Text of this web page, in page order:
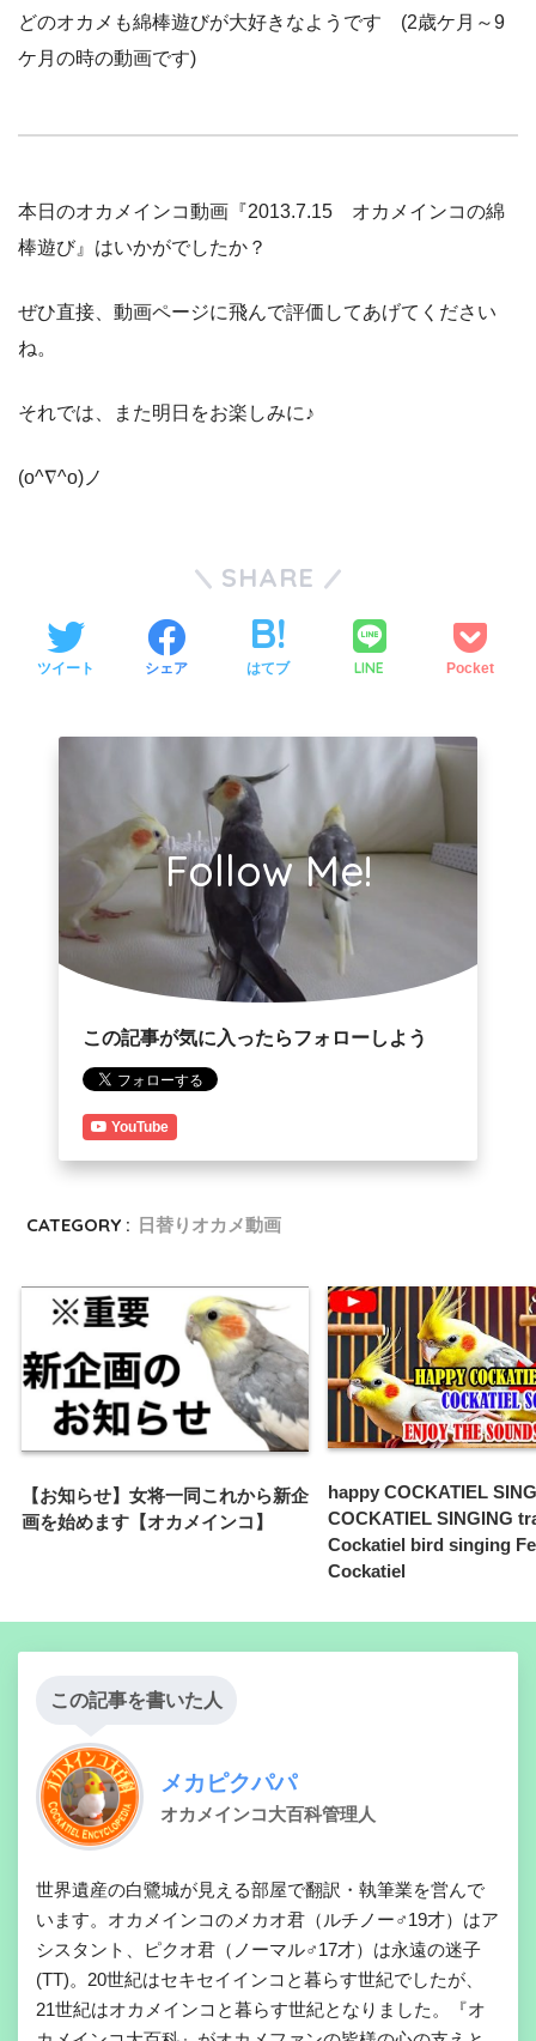
どのオカメも綿棒遊びが大好きなようです (2歳ケ月～9
ケ月の時の動画です)
本日のオカメインコ動画『2013.7.15 オカメインコの綿
棒遊び』はいかがでしたか？
ぜひ直接、動画ページに飛んで評価してあげてください
ね。
それでは、また明日をお楽しみに♪
(o^∇^o)ノ
SHARE
ツイート シェア はてブ LINE Pocket
Follow Me!
この記事が気に入ったらフォローしよう
YouTube
CATEGORY : 日替りオカメ動画
【お知らせ】女将一同これから新企
画を始めます【オカメインコ】
happy COCKATIEL
COCKATIEL SINGING
Cockatiel bird singing
Cockatiel
この記事を書いた人
メカピクパパ
オカメインコ大百科管理人
世界遺産の白鷺城が見える部屋で翻訳・執筆業を営んで
います。オカメインコのメカオ君（ルチノー♂19才）はア
シスタント、ピクオ君（ノーマル♂17才）は永遠の迷子
(TT)。20世紀はセキセイインコと暮らす世紀でしたが、
21世紀はオカメインコと暮らす世紀となりました。『オ